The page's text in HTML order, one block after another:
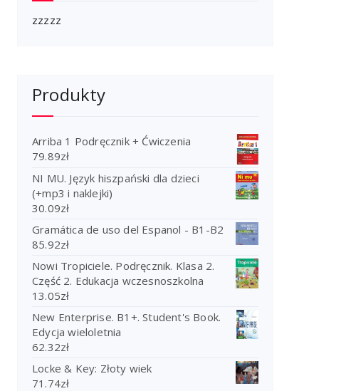
zzzzz
Produkty
Arriba 1 Podręcznik + Ćwiczenia
79.89zł
NI MU. Język hiszpański dla dzieci
(+mp3 i naklejki)
30.09zł
Gramática de uso del Espanol - B1-B2
85.92zł
Nowi Tropiciele. Podręcznik. Klasa 2.
Część 2. Edukacja wczesnoszkolna
13.05zł
New Enterprise. B1+. Student's Book.
Edycja wieloletnia
62.32zł
Locke & Key: Złoty wiek
71.74zł